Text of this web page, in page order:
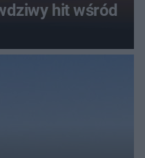
hit wśród